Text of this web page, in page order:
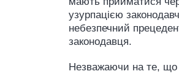
узурпацією
небезпечний
законодавця.
Незважаючи на те, що